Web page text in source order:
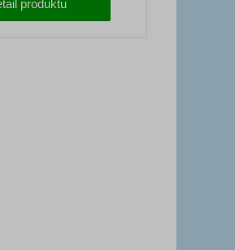
produktu